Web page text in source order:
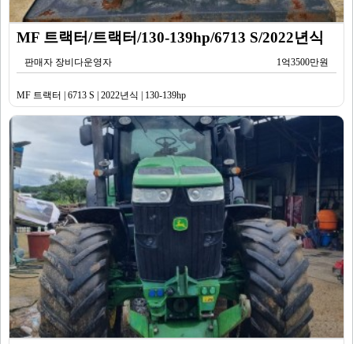
MF 트랙터/트랙터/130-139hp/6713 S/2022년식
판매자 장비다운영자 1억3500만원
MF 트랙터 | 6713 S | 2022년식 | 130-139hp